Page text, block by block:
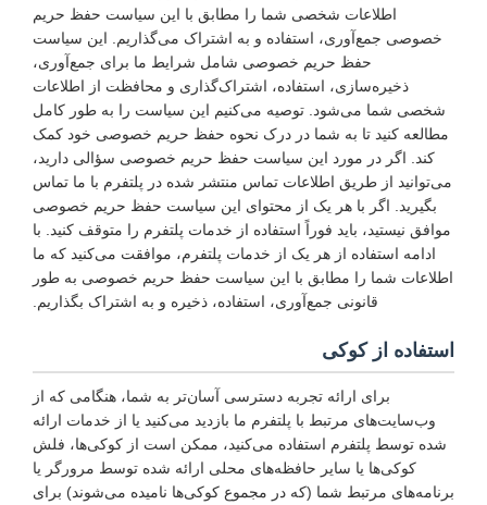
اطلاعات شخصی شما را مطابق با این سیاست حفظ حریم
خصوصی جمع‌آوری، استفاده و به اشتراک می‌گذاریم. این سیاست
حفظ حریم خصوصی شامل شرایط ما برای جمع‌آوری،
ذخیره‌سازی، استفاده، اشتراک‌گذاری و محافظت از اطلاعات
شخصی شما می‌شود. توصیه می‌کنیم این سیاست را به طور کامل
مطالعه کنید تا به شما در درک نحوه حفظ حریم خصوصی خود کمک
کند. اگر در مورد این سیاست حفظ حریم خصوصی سؤالی دارید،
می‌توانید از طریق اطلاعات تماس منتشر شده در پلتفرم با ما تماس
بگیرید. اگر با هر یک از محتوای این سیاست حفظ حریم خصوصی
موافق نیستید، باید فوراً استفاده از خدمات پلتفرم را متوقف کنید. با
ادامه استفاده از هر یک از خدمات پلتفرم، موافقت می‌کنید که ما
اطلاعات شما را مطابق با این سیاست حفظ حریم خصوصی به طور
قانونی جمع‌آوری، استفاده، ذخیره و به اشتراک بگذاریم.
استفاده از کوکی
برای ارائه تجربه دسترسی آسان‌تر به شما، هنگامی که از
وب‌سایت‌های مرتبط با پلتفرم ما بازدید می‌کنید یا از خدمات ارائه
شده توسط پلتفرم استفاده می‌کنید، ممکن است از کوکی‌ها، فلش
کوکی‌ها یا سایر حافظه‌های محلی ارائه شده توسط مرورگر یا
برنامه‌های مرتبط شما (که در مجموع کوکی‌ها نامیده می‌شوند) برای